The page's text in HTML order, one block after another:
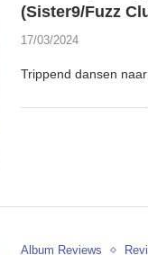
(Sister9/Fuzz
17/03/2024
Trippend dansen
Album Reviews